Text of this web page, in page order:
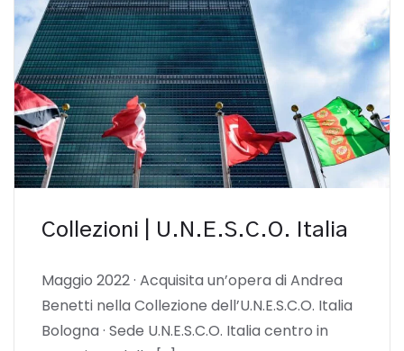
Collezioni | U.N.E.S.C.O. Italia
Maggio 2022 · Acquisita un’opera di Andrea
Benetti nella Collezione dell’U.N.E.S.C.O. Italia
Bologna · Sede U.N.E.S.C.O. Italia centro in